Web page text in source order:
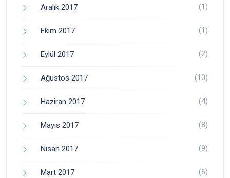
Aralık 2017 (1)
Ekim 2017 (1)
Eylül 2017 (2)
Ağustos 2017 (10)
Haziran 2017 (4)
Mayıs 2017 (8)
Nisan 2017 (9)
Mart 2017 (6)